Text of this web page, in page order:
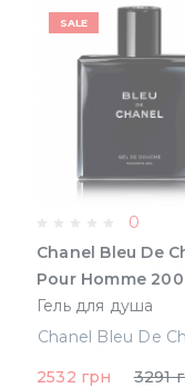
SALE
0
Chanel Bleu De
Pour Homme
Гель для душа
(3145891079609)
2532 грн
3291